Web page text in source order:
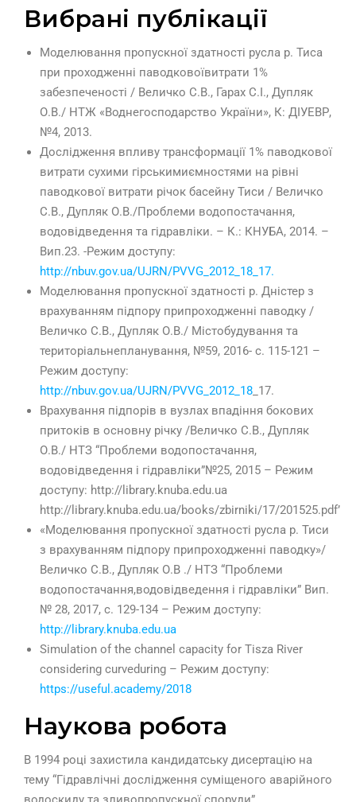
Вибрані публікації
Моделювання пропускної здатності русла р. Тиса
при проходженні паводковоївитрати 1%
забезпеченості / Величко С.В., Гарах С.І., Дупляк
О.В./ НТЖ «Воднегосподарство України», К: ДІУЕВР,
№4, 2013.
Дослідження впливу трансформації 1% паводкової
витрати сухими гірськимиємностями на рівні
паводкової витрати річок басейну Тиси / Величко
С.В., Дупляк О.В./Проблеми водопостачання,
водовідведення та гідравліки. – К.: КНУБА, 2014. –
Вип.23. -Режим доступу:
http://nbuv.gov.ua/UJRN/PVVG_2012_18_17.
Моделювання пропускної здатності р. Дністер з
врахуванням підпору припроходженні паводку /
Величко С.В., Дупляк О.В./ Містобудування та
територіальнепланування, №59, 2016- с. 115-121 –
Режим доступу:
http://nbuv.gov.ua/UJRN/PVVG_2012_18 _17.
Врахування підпорів в вузлах впадіння бокових
притоків в основну річку /Величко С.В., Дупляк
О.В./ НТЗ “Проблеми водопостачання,
водовідведення і гідравліки”№25, 2015 – Режим
доступу: http://library.knuba.edu.ua
http://library.knuba.edu.ua/books/zbirniki/17/
«Моделювання пропускної здатності русла р. Тиси
з врахуванням підпору припроходженні паводку»/
Величко С.В., Дупляк О.В ./ НТЗ “Проблеми
водопостачання,водовідведення і гідравліки” Вип.
№ 28, 2017, с. 129-134 – Режим доступу:
http://library.knuba.edu.ua
Simulation of the channel capacity for Tisza River
considering curveduring – Режим доступу:
https://useful.academy/2018
Наукова робота
В 1994 році захистила кандидатську дисертацію на
тему “Гідравлічні дослідження суміщеного аварійного